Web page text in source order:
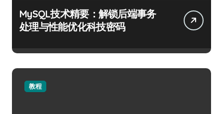
MySQL技术精要：解锁后端事务
处理与性能优化科技密码
教程